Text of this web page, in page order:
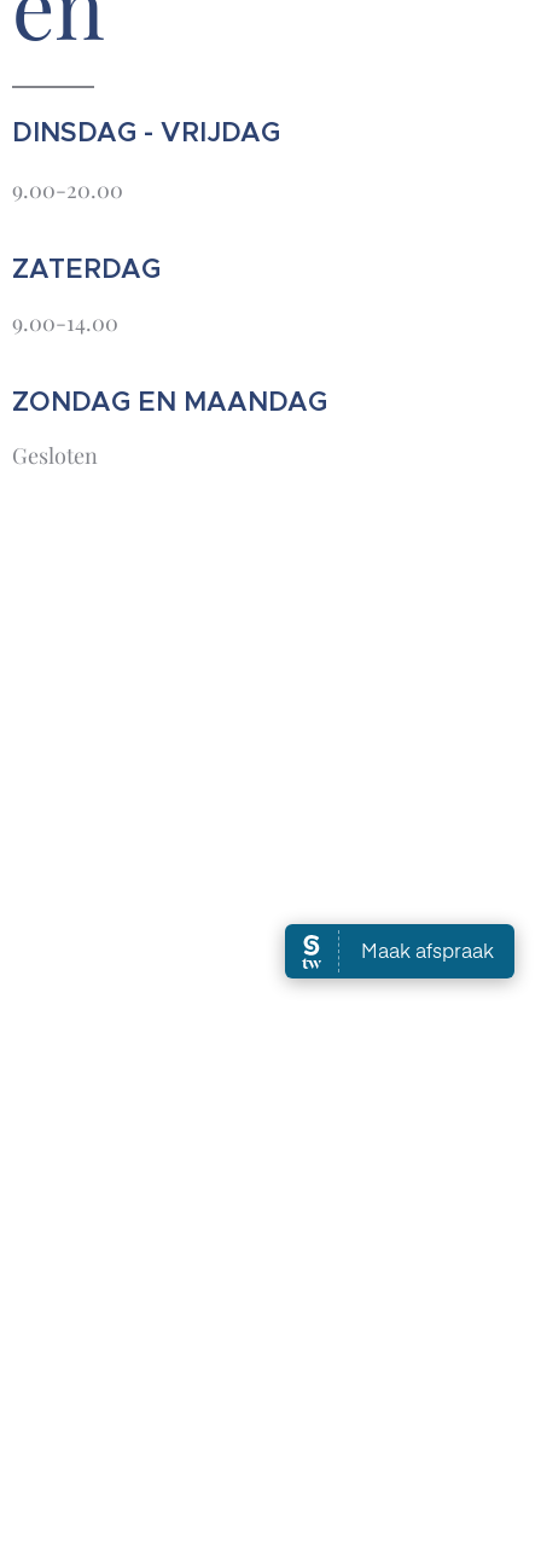
DINSDAG - VRIJDAG
9.00-20.00
ZATERDAG
9.00-14.00
ZONDAG EN MAANDAG
Gesloten